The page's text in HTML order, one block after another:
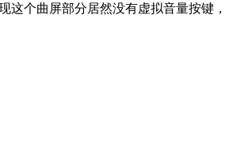
这个曲屏部分居然没有虚拟音量按键，